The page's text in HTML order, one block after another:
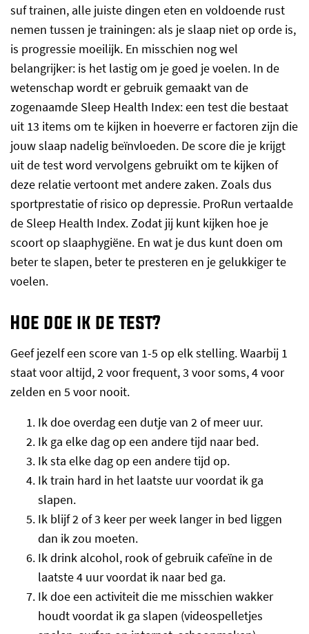
suf trainen, alle juiste dingen eten en voldoende rust
nemen tussen je trainingen: als je slaap niet op orde is,
is progressie moeilijk. En misschien nog wel
belangrijker: is het lastig om je goed je voelen. In de
wetenschap wordt er gebruik gemaakt van de
zogenaamde Sleep Health Index: een test die bestaat
uit 13 items om te kijken in hoeverre er factoren zijn die
jouw slaap nadelig beïnvloeden. De score die je krijgt
uit de test word vervolgens gebruikt om te kijken of
deze relatie vertoont met andere zaken. Zoals dus
sportprestatie of risico op depressie. ProRun vertaalde
de Sleep Health Index. Zodat jij kunt kijken hoe je
scoort op slaaphygiëne. En wat je dus kunt doen om
beter te slapen, beter te presteren en je gelukkiger te
voelen.
Hoe doe ik de test?
Geef jezelf een score van 1-5 op elk stelling. Waarbij 1
staat voor altijd, 2 voor frequent, 3 voor soms, 4 voor
zelden en 5 voor nooit.
Ik doe overdag een dutje van 2 of meer uur.
Ik ga elke dag op een andere tijd naar bed.
Ik sta elke dag op een andere tijd op.
Ik train hard in het laatste uur voordat ik ga
slapen.
Ik blijf 2 of 3 keer per week langer in bed liggen
dan ik zou moeten.
Ik drink alcohol, rook of gebruik cafeïne in de
laatste 4 uur voordat ik naar bed ga.
Ik doe een activiteit die me misschien wakker
houdt voordat ik ga slapen (videospelletjes